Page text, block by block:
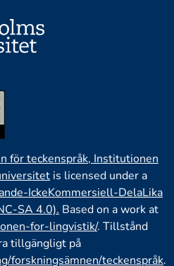
för teckenspråk, Institutionen
is licensed under a
IckeKommersiell-DelaLika
SA 4.0). Based on a work at
for-lingvistik/. Tillstånd
tillgängligt på
forskningsämnen/teckenspråk.